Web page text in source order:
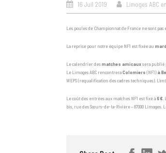
16 Juil 2019 Limoges ABC
Les poules de Championnat de France ne sont
La reprise pour notre équipe NF1 est fixée au
Le calendrier desmatches amicauxsera publié
Le Limoges ABC rencontreraColomiers (NF1) à
WEPS (requalification des cadres techniques).
Le coût des entrées aux matches NF1 est fixé à6 €
bis, rue des Sœurs-de-la-Rivière – 87000 Limoges.